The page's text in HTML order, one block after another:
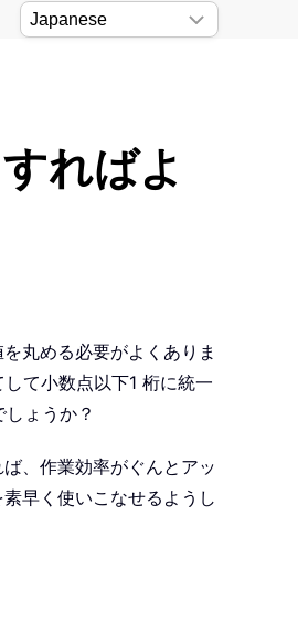
ればよ
丸める必要がよくありま
て小数点以下1 桁に統一
ょうか？
、作業効率がぐんとアッ
早く使いこなせるようし